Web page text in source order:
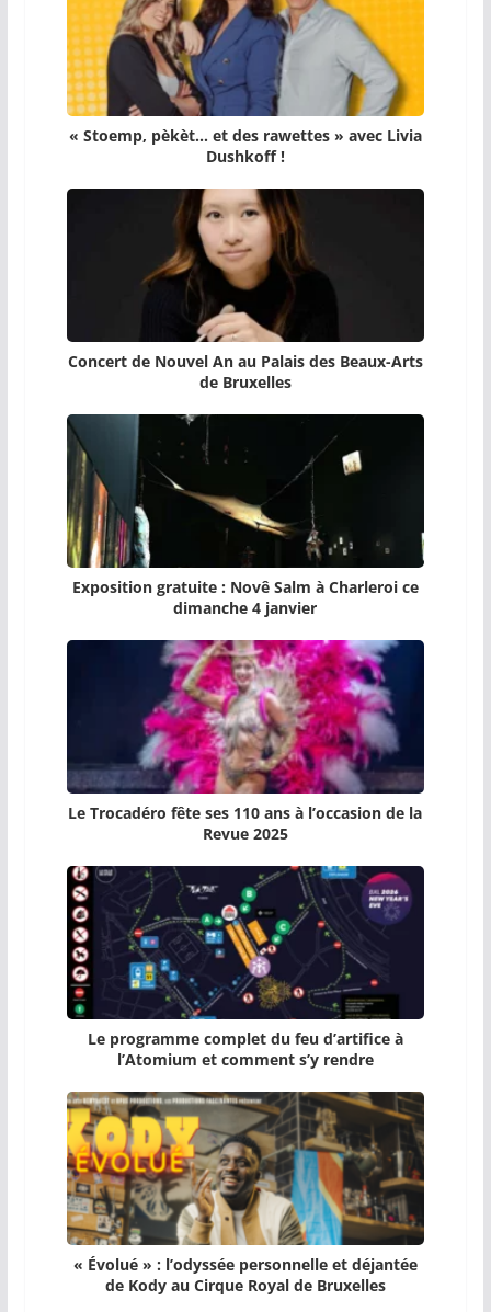
« Stoemp, pèkèt… et des rawettes » avec Livia
Dushkoff !
Concert de Nouvel An au Palais des Beaux-Arts
de Bruxelles
Exposition gratuite : Novê Salm à Charleroi ce
dimanche 4 janvier
Le Trocadéro fête ses 110 ans à l’occasion de la
Revue 2025
Le programme complet du feu d’artifice à
l’Atomium et comment s’y rendre
« Évolué » : l’odyssée personnelle et déjantée
de Kody au Cirque Royal de Bruxelles